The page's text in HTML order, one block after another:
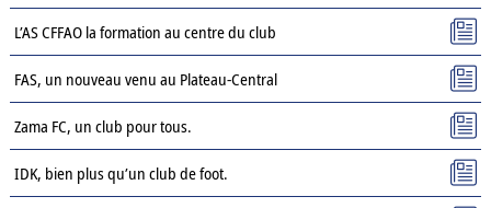
L’AS CFFAO la formation au centre du club
FAS, un nouveau venu au Plateau-Central
Zama FC, un club pour tous.
IDK, bien plus qu’un club de foot.